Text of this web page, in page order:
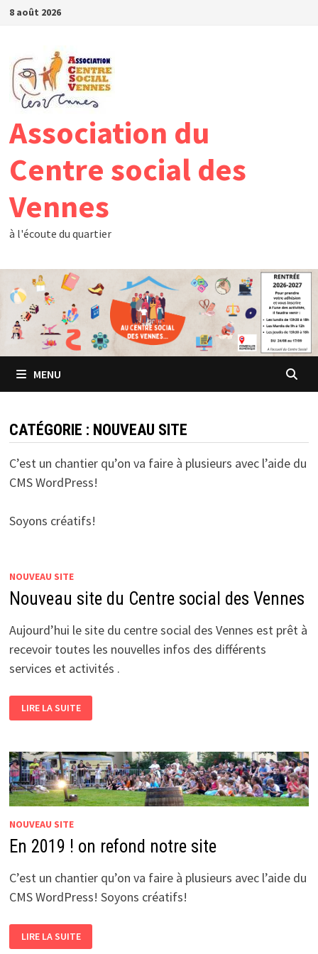
Passer
8 août 2026
Association du
Centre social des
Vennes
à l'écoute du quartier
MENU
CATÉGORIE : NOUVEAU SITE
C’est un chantier qu’on va faire à plusieurs avec l’aide du
CMS WordPress!
Soyons créatifs!
NOUVEAU SITE
Nouveau site du Centre social des Vennes
Aujourd’hui le site du centre social des Vennes est prêt à
recevoir toutes les nouvelles infos des différents
services et activités .
SITE
DU
DES
VENNES
LIRE LA SUITE
NOUVEAU SITE
En 2019 ! on refond notre site
C’est un chantier qu’on va faire à plusieurs avec l’aide du
CMS WordPress! Soyons créatifs!
2019 !
ON
LIRE LA SUITE